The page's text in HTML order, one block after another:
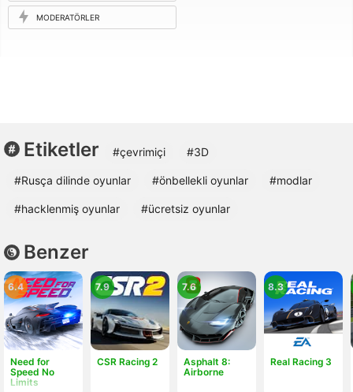
ISTEĞI
MODERATÖRLER
Etiketler #çevrimiçi #3D
#Rusça dilinde oyunlar #önbellekli oyunlar #modlar
#hacklenmiş oyunlar #ücretsiz oyunlar
Benzer
Need for
Speed No
Limits
6.4
CSR Racing 2
7.9
Asphalt 8:
Airborne
7.6
Real Racing 3
8.3